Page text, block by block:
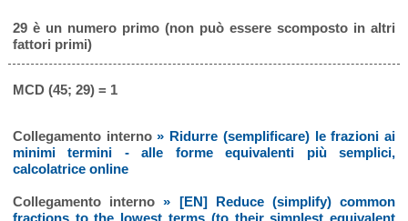
29 è un numero primo (non può essere scomposto in altri
fattori primi)
MCD (45; 29) = 1
Collegamento interno» Ridurre (semplificare) le frazioni ai
minimi termini - alle forme equivalenti più semplici,
calcolatrice online
Collegamento interno» [EN] Reduce (simplify) common